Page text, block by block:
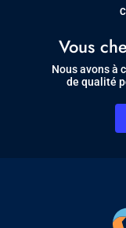
Vous
Nous avons à
de qualité